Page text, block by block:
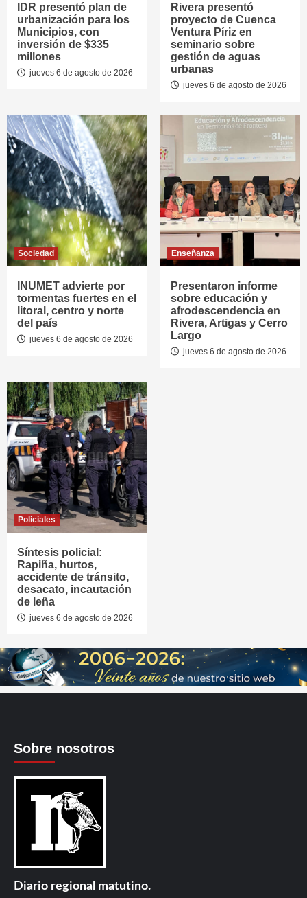
IDR presentó plan de
urbanización para los
Municipios, con
inversión de $335
millones
jueves 6 de agosto de 2026
Rivera presentó
proyecto de Cuenca
Ventura Píriz en
seminario sobre
gestión de aguas
urbanas
jueves 6 de agosto de 2026
Sociedad
INUMET advierte por
tormentas fuertes en el
litoral, centro y norte
del país
jueves 6 de agosto de 2026
Enseñanza
Presentaron informe
sobre educación y
afrodescendencia en
Rivera, Artigas y Cerro
Largo
jueves 6 de agosto de 2026
Policiales
Síntesis policial:
Rapiña, hurtos,
accidente de tránsito,
desacato, incautación
de leña
jueves 6 de agosto de 2026
Sobre nosotros
Diario regional matutino.